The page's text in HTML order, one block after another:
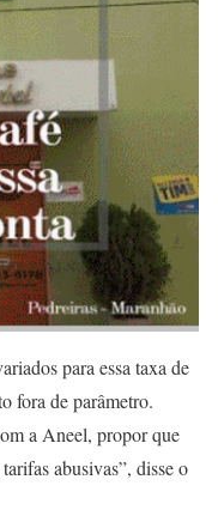
para essa taxa de
fora de parâmetro.
a Aneel, propor que
abusivas”, disse o